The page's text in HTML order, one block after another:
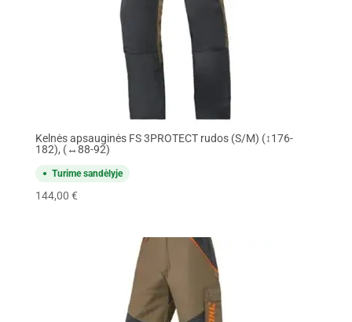
Kelnės apsauginės FS 3PROTECT rudos (S/M) (↕176-
182), (↔88-92)
Turime sandėlyje
144,00 €